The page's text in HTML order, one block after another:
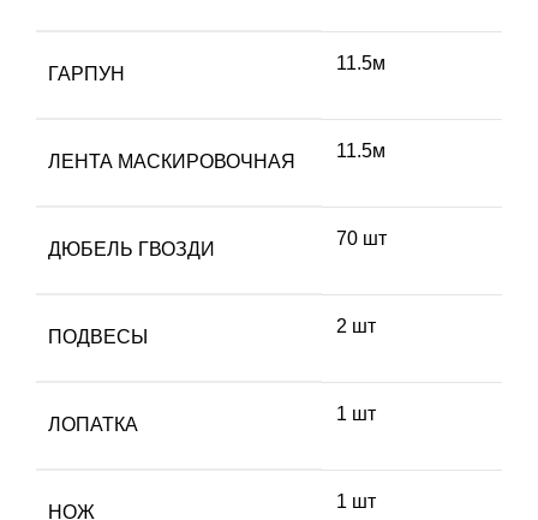
ГАРПУН
11.5м
ЛЕНТА МАСКИРОВОЧНАЯ
11.5м
ДЮБЕЛЬ ГВОЗДИ
70 шт
ПОДВЕСЫ
2 шт
ЛОПАТКА
1 шт
НОЖ
1 шт